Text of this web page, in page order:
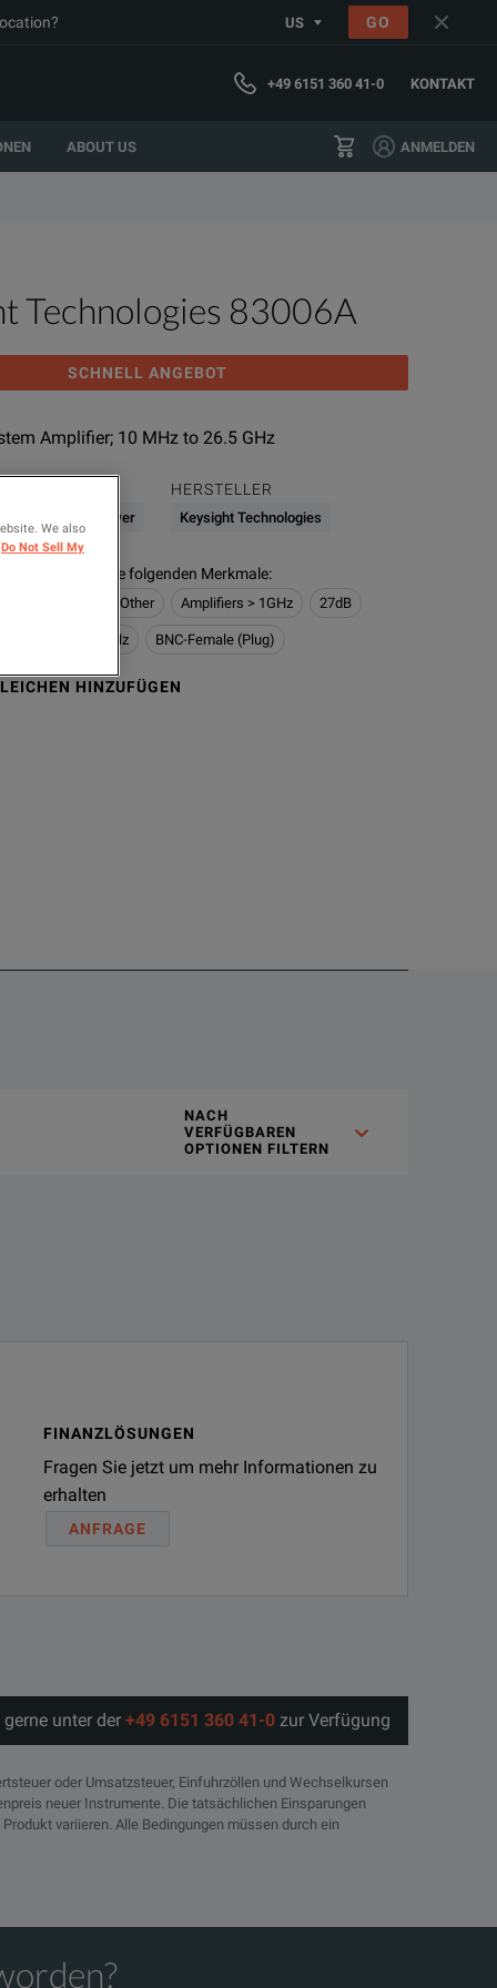
US GO
+49 6151 360 41-0 KONTAKT
ABOUT US ANMELDEN
Technologies 83006A
SCHNELL ANGEBOT
Amplifier; 10 MHz to 26.5 GHz
& Microwave Power
HERSTELLER
Keysight Technologies
enthalten die folgenden Merkmale:
Noise & Other Amplifiers > 1GHz 27dB
1GHz <= 10GHz BNC-Female (Plug)
HINZUFÜGEN
NACH
VERFÜGBAREN
OPTIONEN FILTERN
FINANZLÖSUNGEN
Fragen Sie jetzt um mehr Informationen zu
erhalten
ANFRAGE
unter der +49 6151 360 41-0 zur Verfügung
oder Umsatzsteuer, Einfuhrzöllen und Wechselkursen
neuer Instrumente. Die tatsächlichen Einsparungen
variieren. Alle Bedingungen müssen durch ein
We also
Do Not Sell My